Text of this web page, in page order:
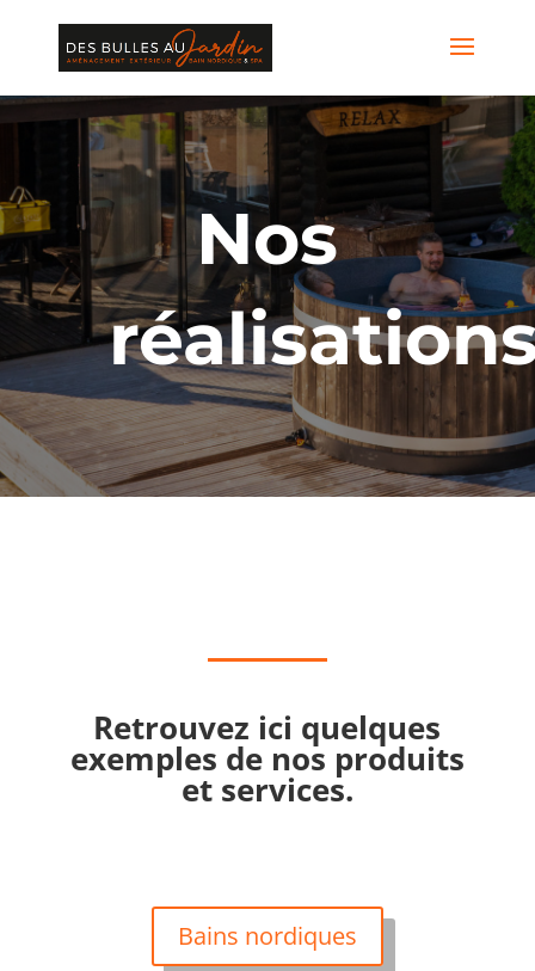
Nos
Retrouvez ici quelques
exemples de nos produits
et services.
Bains nordiques